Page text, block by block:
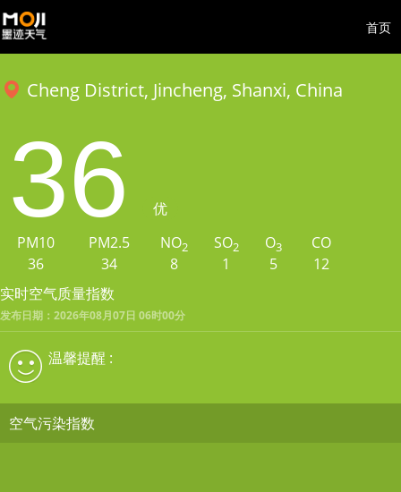
首页
Cheng District, Jincheng, Shanxi, China
36
优
PM10
36
PM2.5
34
NO2
8
SO2
1
O3
5
CO
12
实时空气质量指数
发布日期：2026年08月07日 06时00分
温馨提醒 :
空气污染指数